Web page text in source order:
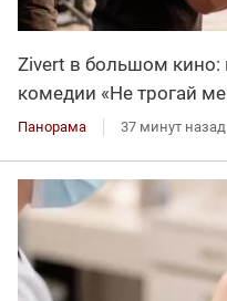
Zivert в большом кино:
комедии «Не трогай
Панорама 37 минут назад